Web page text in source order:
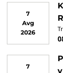
7
Avg
2026
7